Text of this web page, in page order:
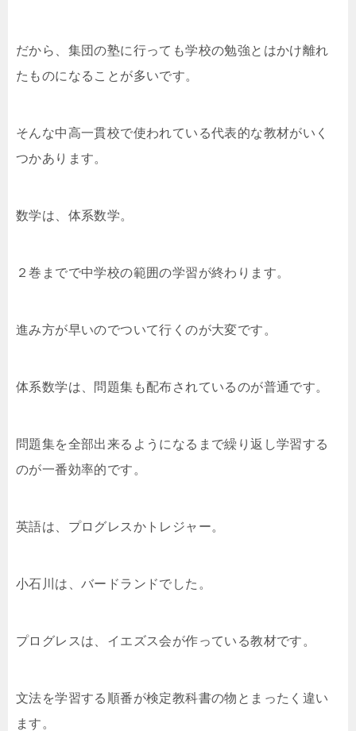
だから、集団の塾に行っても学校の勉強とはかけ離れ
たものになることが多いです。
そんな中高一貫校で使われている代表的な教材がいく
つかあります。
数学は、体系数学。
２巻までで中学校の範囲の学習が終わります。
進み方が早いのでついて行くのが大変です。
体系数学は、問題集も配布されているのが普通です。
問題集を全部出来るようになるまで繰り返し学習する
のが一番効率的です。
英語は、プログレスかトレジャー。
小石川は、バードランドでした。
プログレスは、イエズス会が作っている教材です。
文法を学習する順番が検定教科書の物とまったく違い
ます。